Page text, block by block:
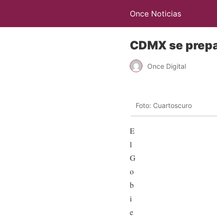
Once Noticias
CDMX se
Once Digital
Foto: Cuartoscuro
E
l
G
o
b
i
e